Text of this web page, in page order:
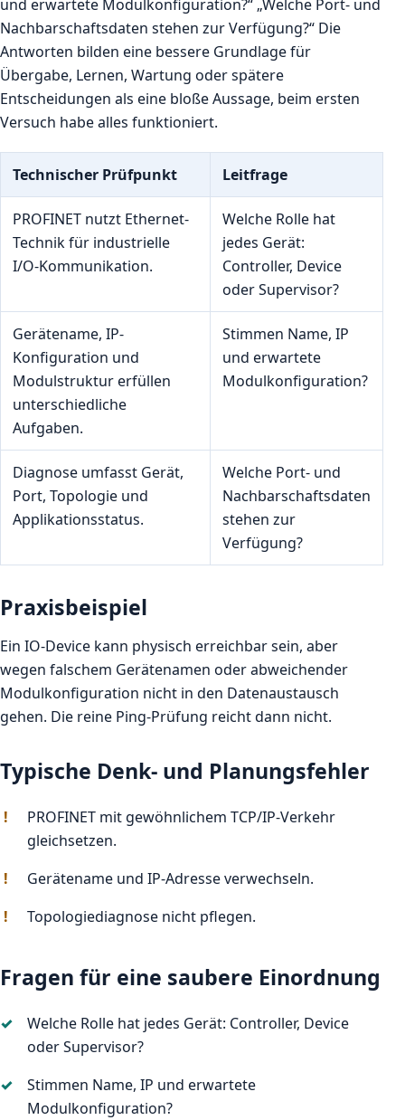
und erwartete Modulkonfiguration?“ „Welche Port- und
Nachbarschaftsdaten stehen zur Verfügung?“ Die
Antworten bilden eine bessere Grundlage für
Übergabe, Lernen, Wartung oder spätere
Entscheidungen als eine bloße Aussage, beim ersten
Versuch habe alles funktioniert.
Technischer Prüfpunkt Leitfrage
PROFINET nutzt Ethernet-
Technik für industrielle
I/O-Kommunikation.
Welche Rolle hat
jedes Gerät:
Controller, Device
oder Supervisor?
Gerätename, IP-
Konfiguration und
Modulstruktur erfüllen
unterschiedliche
Aufgaben.
Stimmen Name, IP
und erwartete
Modulkonfiguration?
Diagnose umfasst Gerät,
Port, Topologie und
Applikationsstatus.
Welche Port- und
Nachbarschaftsdaten
stehen zur
Verfügung?
Praxisbeispiel
Ein IO-Device kann physisch erreichbar sein, aber
wegen falschem Gerätenamen oder abweichender
Modulkonfiguration nicht in den Datenaustausch
gehen. Die reine Ping-Prüfung reicht dann nicht.
Typische Denk- und Planungsfehler
PROFINET mit gewöhnlichem TCP/IP-Verkehr
gleichsetzen.
Gerätename und IP-Adresse verwechseln.
Topologiediagnose nicht pflegen.
Fragen für eine saubere Einordnung
Welche Rolle hat jedes Gerät: Controller, Device
oder Supervisor?
Stimmen Name, IP und erwartete
Modulkonfiguration?